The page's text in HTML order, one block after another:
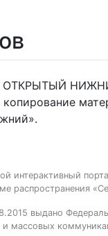
ОТКРЫТЫЙ
интерактивный
распространения
выдано
массовых